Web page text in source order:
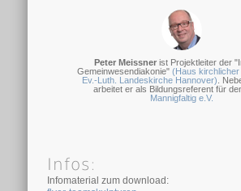
Peter Meissner ist Projektleiter der
Gemeinwesendiakonie" (Haus kirchlicher
Ev.-Luth. Landeskirche Hannover) .
arbeitet er als Bildungsreferent für
Mannigfaltig e.V.
Infos:
Infomaterial zum download: